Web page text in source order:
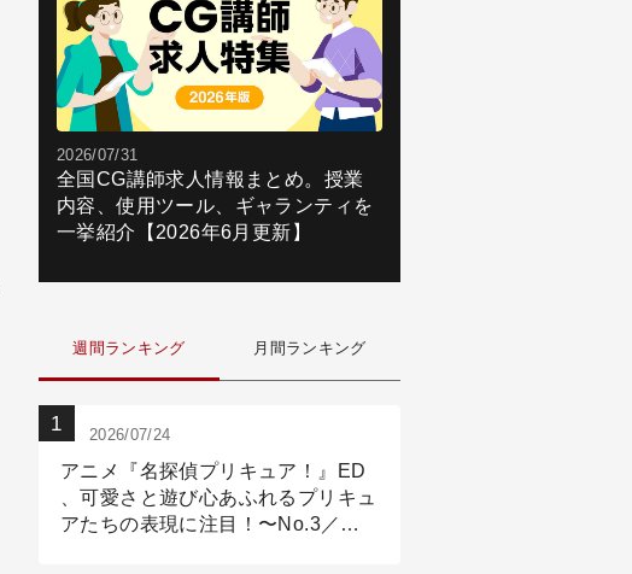
2026/07/31
全国CG講師求人情報まとめ。授業
内容、使用ツール、ギャランティを
一挙紹介【2026年6月更新】
週間ランキング 月間ランキング
2026/07/24
アニメ『名探偵プリキュア！』ED
、可愛さと遊び心あふれるプリキュ
アたちの表現に注目！〜No.3／ア